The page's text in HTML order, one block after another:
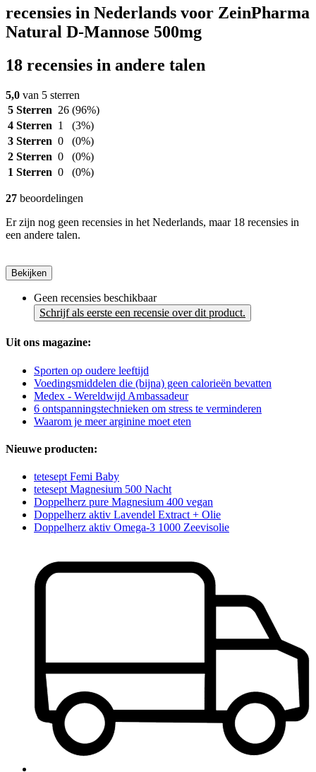
recensies in Nederlands voor ZeinPharma
Natural D-Mannose 500mg
18 recensies in andere talen
5,0 van 5 sterren
5 Sterren 26 (96%)
4 Sterren 1
(3%)
3 Sterren 0
(0%)
2 Sterren 0
(0%)
1 Sterren 0 (0%)
27 beoordelingen
Er zijn nog geen recensies in het Nederlands, maar 18 recensies in
een andere talen.
Bekijken
Geen recensies beschikbaar
Schrijf als eerste een recensie over dit product.
Uit ons magazine:
Sporten op oudere leeftijd
Voedingsmiddelen die (bijna) geen calorieën bevatten
Medex - Wereldwijd Ambassadeur
6 ontspanningstechnieken om stress te verminderen
Waarom je meer arginine moet eten
Nieuwe producten:
tetesept Femi Baby
tetesept Magnesium 500 Nacht
Doppelherz pure Magnesium 400 vegan
Doppelherz aktiv Lavendel Extract + Olie
Doppelherz aktiv Omega-3 1000 Zeevisolie